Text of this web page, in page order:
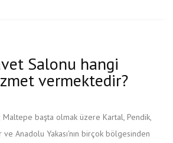
Salonu hangi
vermektedir?
Maltepe başta olmak üzere Kartal, Pendik,
Anadolu Yakası'nın birçok bölgesinden